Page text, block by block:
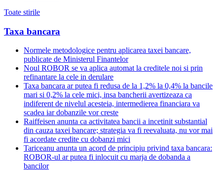
Toate stirile
Taxa bancara
Normele metodologice pentru aplicarea taxei bancare,
publicate de Ministerul Finantelor
Noul ROBOR se va aplica automat la creditele noi si prin
refinantare la cele in derulare
Taxa bancara ar putea fi redusa de la 1,2% la 0,4% la bancile
mari si 0,2% la cele mici, insa bancherii avertizeaza ca
indiferent de nivelul acesteia, intermedierea financiara va
scadea iar dobanzile vor creste
Raiffeisen anunta ca activitatea bancii a incetinit substantial
din cauza taxei bancare; strategia va fi reevaluata, nu vor mai
fi acordate credite cu dobanzi mici
Tariceanu anunta un acord de principiu privind taxa bancara:
ROBOR-ul ar putea fi inlocuit cu marja de dobanda a
bancilor